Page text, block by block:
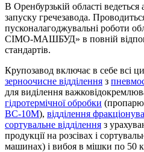
В Оренбурзькій області ведеться
запуску гречезавода.
пусконалагоджувальні роботи
СІМО-МАШБУД» в повній
стандартів.
Крупозавод включає в себе всі
зерноочисне відділення з
для виділення
гідротермічної обробки
ВС-10М), відділення
сортувальне відділення з
продукції на розсівах і
машинах) і вибоя в мішки по 50